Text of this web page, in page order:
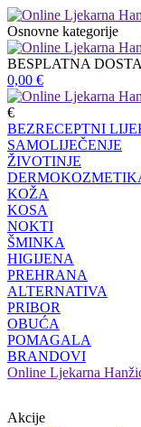
Osnovne kategorije
BESPLATNA
0,00 €
€
BEZRECEPTNI
SAMOLIJEČENJE
ŽIVOTINJE
KOŽA
KOSA
NOKTI
ŠMINKA
HIGIJENA
PREHRANA
ALTERNATIVA
PRIBOR
OBUĆA
POMAGALA
BRANDOVI
Online Ljekarna
Akcije